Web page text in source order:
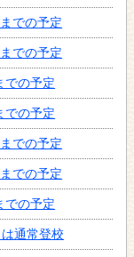
での予定
での予定
での予定
での予定
での予定
での予定
での予定
通常登校